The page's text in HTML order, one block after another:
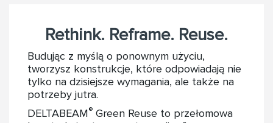
Rethink. Reframe. Reuse.
Budując z myślą o ponownym użyciu,
tworzysz konstrukcje, które odpowiadają nie
tylko na dzisiejsze wymagania, ale także na
potrzeby jutra.
DELTABEAM® Green Reuse to przełomowa